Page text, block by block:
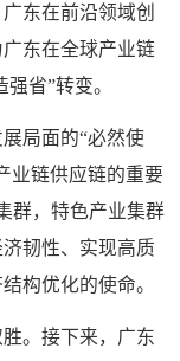
东在前沿领域创
东在全球产业链
省”转变。
局面的“必然使
业链供应链的重要
群，特色产业集群
韧性、实现高质
构优化的使命。
。接下来，广东